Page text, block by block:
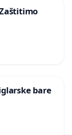
bare